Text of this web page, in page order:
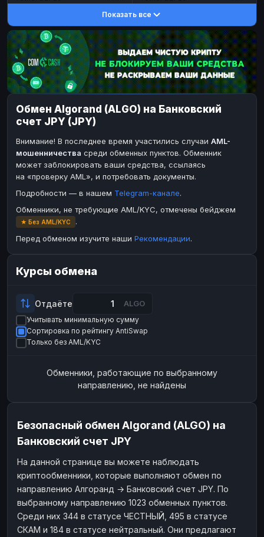
DASH
Toncoin TON
Dogecoin DOGE
TRX TRON
Bitcoin Cash BCH
BinanceCoin BEP20
SOL
Ripple XRP
DASH
Toncoin TON
Dogecoin DOGE
TRX TRON
Bitcoin Cash BCH
BinanceCoin
Ripple
Paxum USD
Perfect Money
Payoneer USD
ЮMoney RUB
Paxum
Payoneer
ЮMoney
БАЛАНСЫ КРИПТОБИРЖ
Binance
RUB СБЕР
ДЕНЕЖНЫЕ ПЕРЕВОДЫ
ЗК USD
WU USD
ЗК
WU
НАЛИЧНЫЕ ДЕНЬГИ
Показать все
Обмен Algorand (ALGO) на Банковский
счет JPY (JPY)
Внимание! В последнее время участились случаи AML-
мошенничества среди обменных пунктов. Обменник
может заблокировать ваши средства, ссылаясь
на «проверку AML», и потребовать документы.
Подробности — в нашем Telegram-канале.
Обменники, не требующие AML/KYC, отмечены бейджем
★ Без AML/KYC
.
Перед обменом изучите наши Рекомендации.
Курсы обмена
Отдаёте ALGO
Учитывать минимальную сумму
Сортировка по рейтингу AntiSwap
Только без AML/KYC
Обменники, работающие по выбранному
направлению, не найдены
Безопасный обмен Algorand (ALGO) на
Банковский счет JPY
На данной странице вы можете наблюдать
криптообменники, которые выполняют обмен по
направлению Алгоранд → Банковский счет JPY. По
выбранному направлению 1023 обменных пунктов.
Среди них 344 в статусе ЧЕСТНЫЙ, 495 в статусе
СКАМ и 184 в статусе нейтральный. Они предлагают